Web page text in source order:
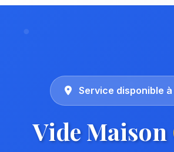
Service disponible à
Vide Maison